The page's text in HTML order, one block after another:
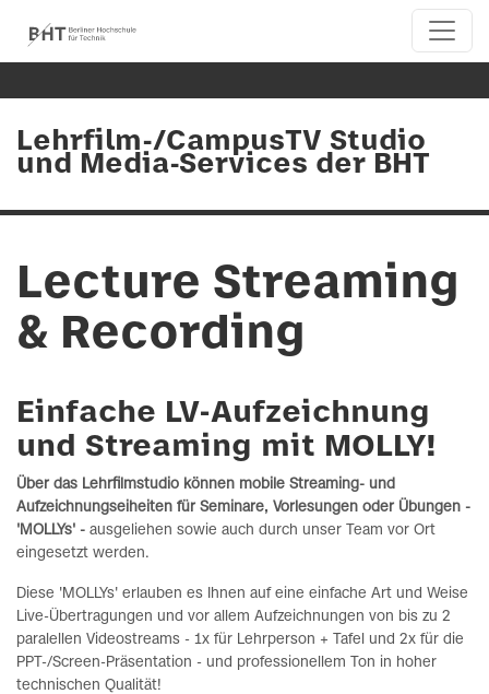
Lehrfilm-/CampusTV Studio
und Media-Services der BHT
Lecture Streaming
& Recording
Einfache LV-Aufzeichnung
und Streaming mit MOLLY!
Über das Lehrfilmstudio können mobile Streaming- und
Aufzeichnungseiheiten für Seminare, Vorlesungen oder Übungen -
'MOLLYs' - ausgeliehen sowie auch durch unser Team vor Ort
eingesetzt werden.
Diese 'MOLLYs' erlauben es Ihnen auf eine einfache Art und Weise
Live-Übertragungen und vor allem Aufzeichnungen von bis zu 2
paralellen Videostreams - 1x für Lehrperson + Tafel und 2x für die
PPT-/Screen-Präsentation - und professionellem Ton in hoher
technischen Qualität!